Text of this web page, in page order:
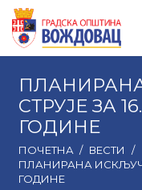
СТРУЈЕ ЗА
ГОДИНЕ
ПОЧЕТНА / ВЕСТИ
/
ПЛАНИРАНА
ГОДИНЕ